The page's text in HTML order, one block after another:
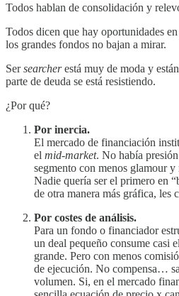
Todos hablan de consolidación y
Todos dicen que hay oportunidades en
los grandes fondos no bajan a mirar.
Sersearcherestá muy de moda y
parte de deuda se está resistiendo.
¿Por qué?
Por inercia.
El mercado de financiación
el mid-market. No había
segmento con menos glamour
Nadie quería ser el primero en
de otra manera más gráfica, les
Por costes de análisis.
Para un fondo o financiador
un deal pequeño consume casi
grande. Pero con menos
de ejecución. No compensa…
volumen. Si, en el mercado